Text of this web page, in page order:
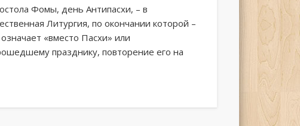
Фомы, день Антипасхи, – в
Литургия, по окончании которой –
«вместо Пасхи» или
празднику, повторение его на